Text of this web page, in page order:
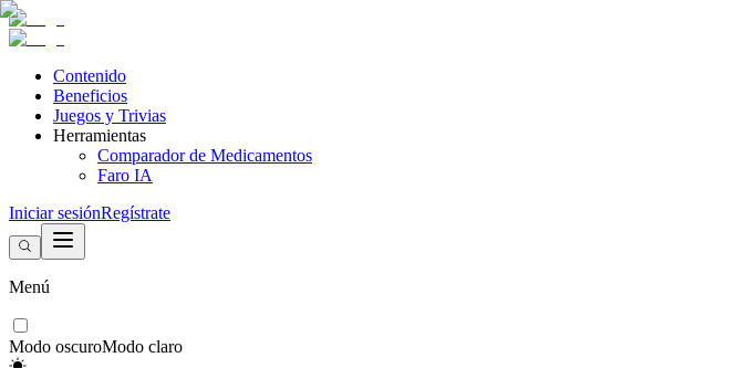
Contenido
Beneficios
Juegos y Trivias
Herramientas
Comparador de Medicamentos
Faro IA
Iniciar sesiónRegístrate
Menú
Modo oscuroModo claro